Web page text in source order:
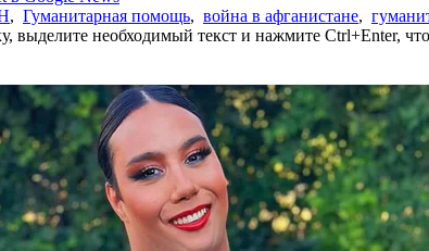
, Гуманитарная помощь, война в афганистане,
выделите необходимый текст и нажмите Ctrl+Enter,